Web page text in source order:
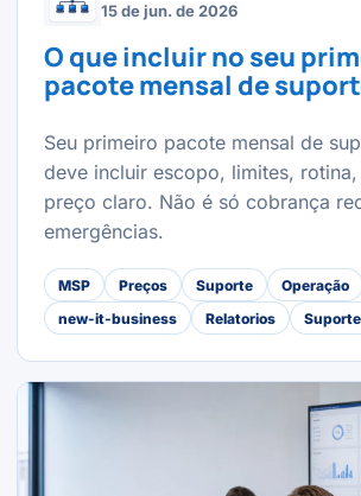
15 de jun. de 2026
O que incluir no seu
pacote mensal de
Seu primeiro pacote mensal de
deve incluir escopo, limites,
preço claro. Não é só cobrança
emergências.
MSP Preços Suporte Operação
new-it-business
Relatorios